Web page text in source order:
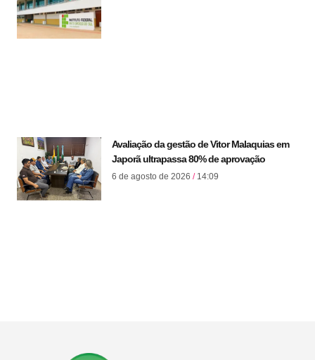
Avaliação da gestão de Vitor Malaquias em
Japorã ultrapassa 80% de aprovação
6 de agosto de 2026 14:09